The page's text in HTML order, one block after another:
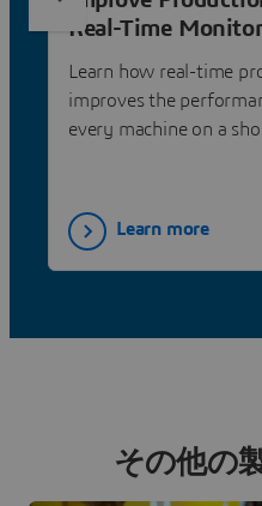
Real-Time
Learn how real-time
improves the
every machine on a
Learn more
その他の